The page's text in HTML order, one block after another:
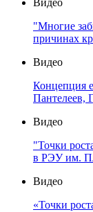
Видео
"Многие
причинах
Видео
Концепция
Пантелеев,
Видео
"Точки
в РЭУ им.
Видео
«Точки